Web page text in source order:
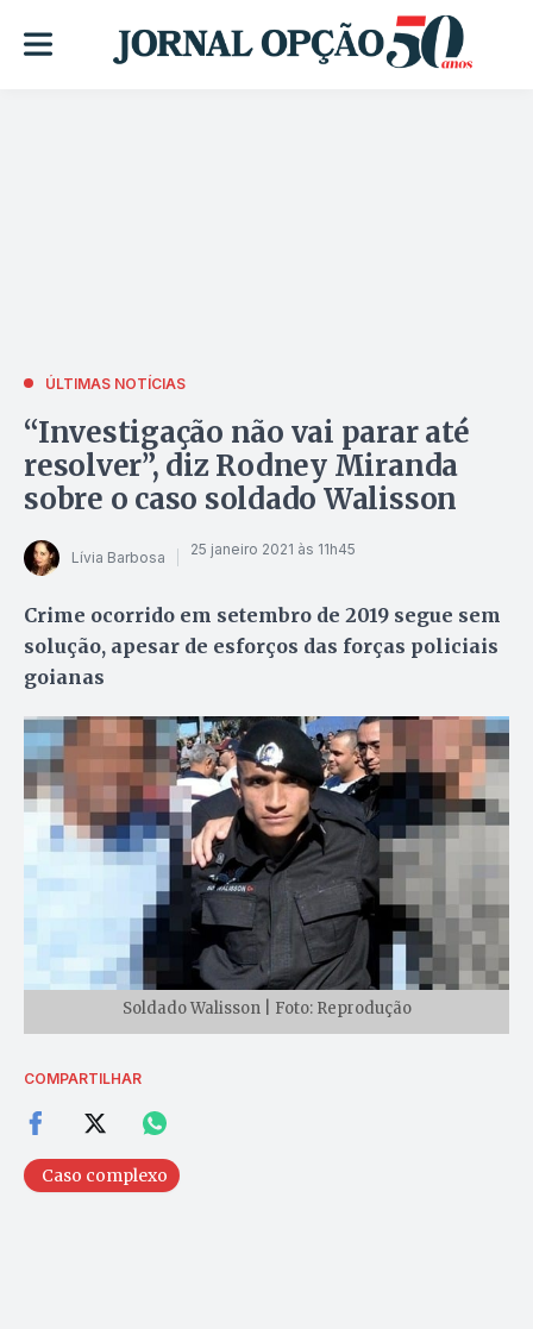
ÚLTIMAS NOTÍCIAS
“Investigação não vai parar até
resolver”, diz Rodney Miranda
sobre o caso soldado Walisson
Lívia Barbosa 25 janeiro 2021 às 11h45
Crime ocorrido em setembro de 2019 segue sem
solução, apesar de esforços das forças policiais
goianas
Soldado Walisson | Foto: Reprodução
COMPARTILHAR
Caso complexo